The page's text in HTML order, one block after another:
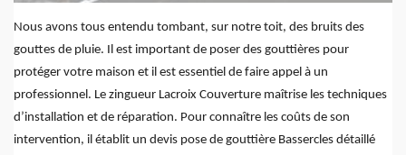
Nous avons tous entendu tombant, sur notre toit, des bruits des
gouttes de pluie. Il est important de poser des gouttières pour
protéger votre maison et il est essentiel de faire appel à un
professionnel. Le zingueur Lacroix Couverture maîtrise les techniques
d’installation et de réparation. Pour connaître les coûts de son
intervention, il établit un devis pose de gouttière Bassercles détaillé